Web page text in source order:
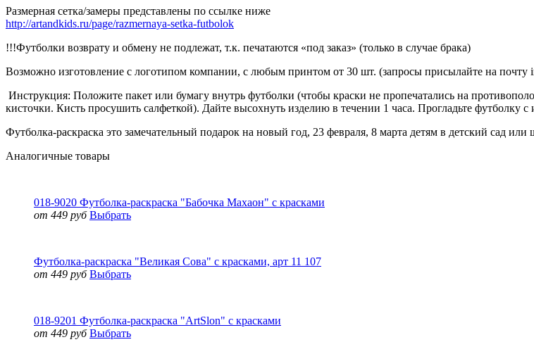
Размерная сетка/замеры представлены по ссылке ниже
http://artandkids.ru/page/razmernaya-setka-futbolok
!!!Футболки возврату и обмену не подлежат, т.к. печатаются «под заказ» (только в случае брака)
Возможно изготовление с логотипом компании, с любым принтом от 30 шт. (запросы присылайте на почту
Инструкция: Положите пакет или бумагу внутрь футболки (чтобы краски не пропечатались на
кисточки. Кисть просушить салфеткой). Дайте высохнуть изделию в течении 1 часа. Прогладьте футболку
Футболка-раскраска это замечательный подарок на новый год, 23 февраля, 8 марта детям в детский сад или
Аналогичные товары
018-9020 Футболка-раскраска "Бабочка Махаон" с красками
от 449 руб Выбрать
Футболка-раскраска "Великая Сова" с красками, арт 11 107
от 449 руб Выбрать
018-9201 Футболка-раскраска "ArtSlon" с красками
от 449 руб Выбрать